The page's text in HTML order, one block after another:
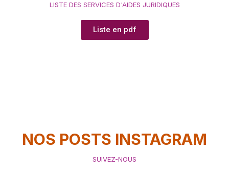
LISTE DES SERVICES D'AIDES JURIDIQUES
Liste en pdf
NOS POSTS INSTAGRAM
SUIVEZ-NOUS